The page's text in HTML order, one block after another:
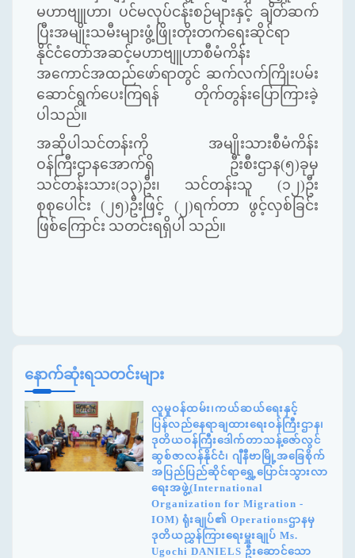
မဟာဗျူဟာ၊ ပင်မလုပ်ငန်းစဉ်များနှင့် ချိတ်ဆက်
ပြီးအမျိုးသမီးများဖွံ့ဖြိုးတိုးတက်ရေးဆိုင်ရာ
နိုင်ငံတော်အဆင့်မဟာဗျူဟာစီမံကိန်း
အကောင်အထည်ဖော်ရာတွင် ဆက်လက်ကြိုးပမ်း
ဆောင်ရွက်ပေးကြရန် တိုက်တွန်းပြောကြားခဲ့
ပါသည်။
အဆိုပါသင်တန်းကို အမျိုးသားစီမံကိန်း
ဝန်ကြီးဌာနအောက်ရှိ ဦးစီးဌာန(၅)ခုမှ
သင်တန်းသား(၁၃)ဦး၊ သင်တန်းသူ (၁၂)ဦး
စုစုပေါင်း (၂၅)ဦးဖြင့် (၂)ရက်တာ ဖွင့်လှစ်ခြင်း
ဖြစ်ကြောင်း သတင်းရရှိပါ သည်။
နောက်ဆုံးရသတင်းများ
လူမှုဝန်ထမ်း၊ကယ်ဆယ်ရေးနှင့်
ပြန်လည်နေရာချထားရေးဝန်ကြီးဌာန၊
ဒုတိယဝန်ကြီးဒေါက်တာသန့်ဇော်လွင်
ဆွစ်ဇာလန်နိုင်ငံ၊ ဂျီနီဗာမြို့အခြေစိုက်
အပြည်ပြည်ဆိုင်ရာရွှေ့ပြောင်းသွားလာ
ရေးအဖွဲ့(International
Organization for Migration -
IOM) ရုံးချုပ်၏ Operationsဌာနမှ
ဒုတိယညွှန်ကြားရေးမှူးချုပ် Ms.
Ugochi DANIELS ဦးဆောင်သော